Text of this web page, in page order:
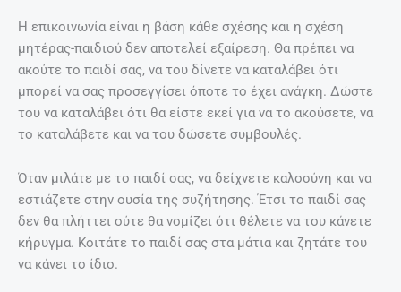
Η επικοινωνία είναι η βάση κάθε σχέσης και η σχέση
μητέρας-παιδιού δεν αποτελεί εξαίρεση. Θα πρέπει να
ακούτε το παιδί σας, να του δίνετε να καταλάβει ότι
μπορεί να σας προσεγγίσει όποτε το έχει ανάγκη. Δώστε
του να καταλάβει ότι θα είστε εκεί για να το ακούσετε, να
το καταλάβετε και να του δώσετε συμβουλές.
Όταν μιλάτε με το παιδί σας, να δείχνετε καλοσύνη και να
εστιάζετε στην ουσία της συζήτησης. Έτσι το παιδί σας
δεν θα πλήττει ούτε θα νομίζει ότι θέλετε να του κάνετε
κήρυγμα. Κοιτάτε το παιδί σας στα μάτια και ζητάτε του
να κάνει το ίδιο.